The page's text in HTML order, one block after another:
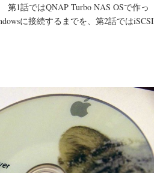
第1話ではQNAP Turbo NAS OSで作っ
に接続するまでを、第2話ではiSCSI